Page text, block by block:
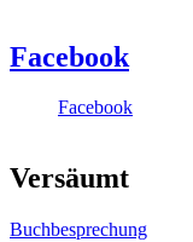
Facebook
Facebook
Versäumt
Buchbesprechung